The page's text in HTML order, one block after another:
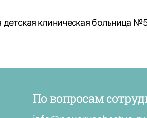
детская клиническая больница
По вопросам